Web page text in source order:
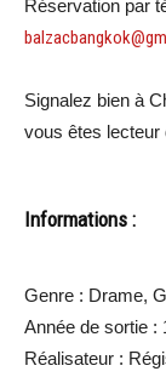
Réservation par
Signalez bien à
vous êtes lecteur
Informations :
Genre : Drame,
Année de sortie :
Réalisateur :